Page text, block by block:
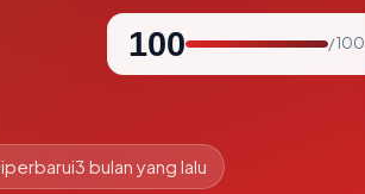
100 / 100
3 bulan yang lalu